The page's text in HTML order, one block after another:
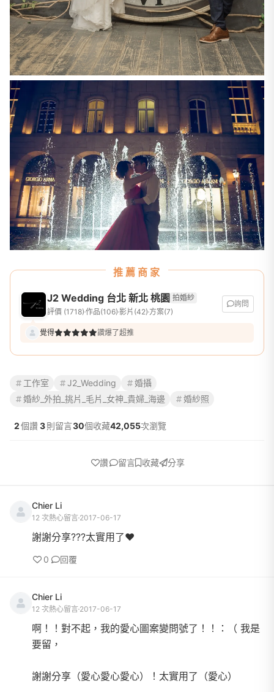
推薦商家
J2 Wedding 台北 新北 桃園 拍婚紗
評價 (1718) 作品(106) 影片(42) 方案(7)
詢問
覺得 讚爆了超推
工作室 J2_Wedding
婚攝
婚紗_外拍_挑片_毛片_女神_貴婦_海邊
婚紗照
2個讚3 則留言30個收藏42,055次瀏覽
讚 留言 收藏 分享
Chier Li
12 次熱心留言 2017-06-17
謝謝分享???太實用了❤️
0 回覆
Chier Li
12 次熱心留言 2017-06-17
啊！！對不起，我的愛心圖案變問號了！！：（ 我是
要留，
謝謝分享（愛心愛心愛心）！太實用了（愛心）